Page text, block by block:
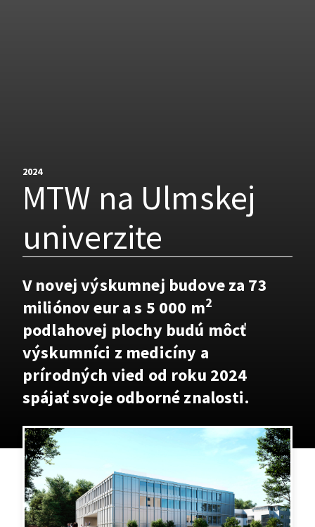
2024
MTW na Ulmskej
univerzite
V novej výskumnej budove za 73
miliónov eur a s 5 000 m2
podlahovej plochy budú môcť
výskumníci z medicíny a
prírodných vied od roku 2024
spájať svoje odborné znalosti.